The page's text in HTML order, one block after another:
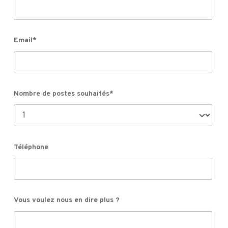
Email*
Nombre de postes souhaités*
Téléphone
Vous voulez nous en dire plus ?